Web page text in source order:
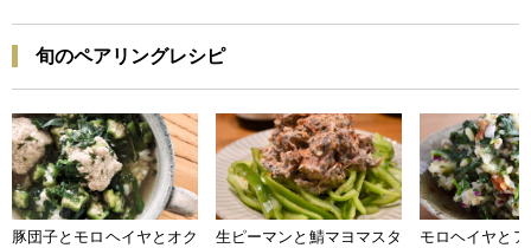
旬のペアリングレシピ
豚団子とモロヘイヤとオク
生ピーマンと鯖マヨマスタ
モロヘイヤと